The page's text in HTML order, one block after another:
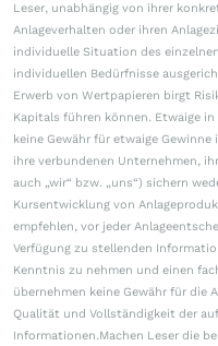
Leser, unabhängig von ihrer
Anlageverhalten oder ihren
individuelle Situation des
individuellen Bedürfnisse
Erwerb von Wertpapieren birgt
Kapitals führen können. Etwaige
keine Gewähr für etwaige
ihre verbundenen Unternehmen,
auch „wir“ bzw. „uns“) sichern
Kursentwicklung von
empfehlen, vor jeder
Verfügung zu stellenden
Kenntnis zu nehmen und einen
übernehmen keine Gewähr für die
Qualität und Vollständigkeit der
Informationen.Machen Leser die